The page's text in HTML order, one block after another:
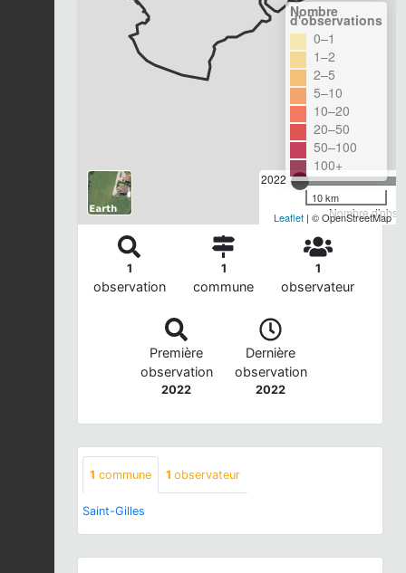
2022
Nombre
Nombre
d'observations
0–1
1–2
2–5
5–10
10–20
20–50
50–100
100+
10 km
Leaflet | © OpenStreetMap
1
observation
1
commune
1
observateur
Première
observation
2022
Dernière
observation
2022
1 commune 1 observateur
Saint-Gilles